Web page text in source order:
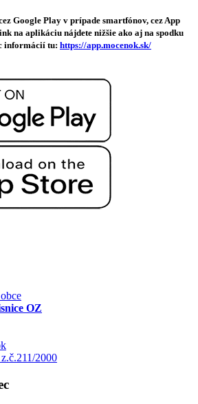
Google Play v prípade smartfónov, cez App
na aplikáciu nájdete nižšie ako aj na spodku
informácií tu: https://app.mocenok.sk/
OZ
2000